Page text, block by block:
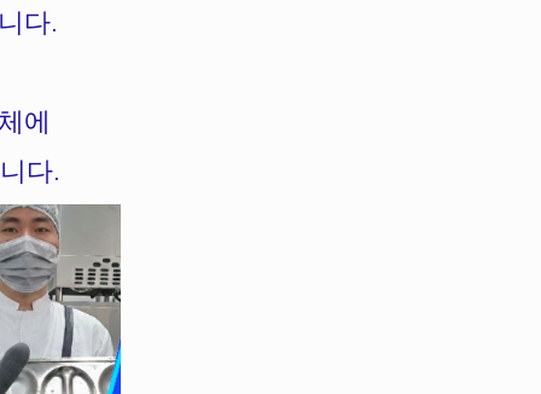
다.
에
다.